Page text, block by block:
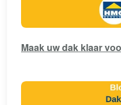
Maak uw dak klaar